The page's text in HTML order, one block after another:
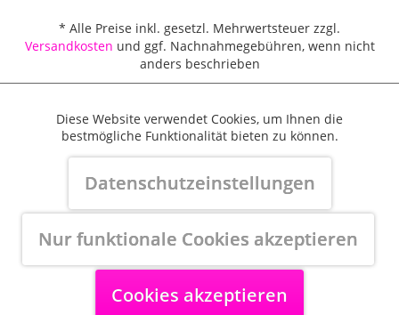
* Alle Preise inkl. gesetzl. Mehrwertsteuer zzgl.
Versandkosten und ggf. Nachnahmegebühren, wenn nicht
anders beschrieben
Größentabellen
Versandkosten / Lieferbeschränkungen
Zahlungsmittel
Widerrufsbelehrung & Widerrufsformular
AGB
Datenschutz
Cookie-Einstellungen
Made with ♥ by BlurCreative
Funktionale Aktiv
Marketing Aktiv
Tracking Aktiv
Personalisierung Aktiv
Diese Website verwendet Cookies, um Ihnen die
bestmögliche Funktionalität bieten zu können.
Datenschutzeinstellungen
Nur funktionale Cookies akzeptieren
Cookies akzeptieren
Kundenbewertungen